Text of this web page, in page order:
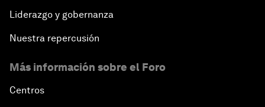
Liderazgo y gobernanza
Nuestra repercusión
Más información sobre el Foro
Centros